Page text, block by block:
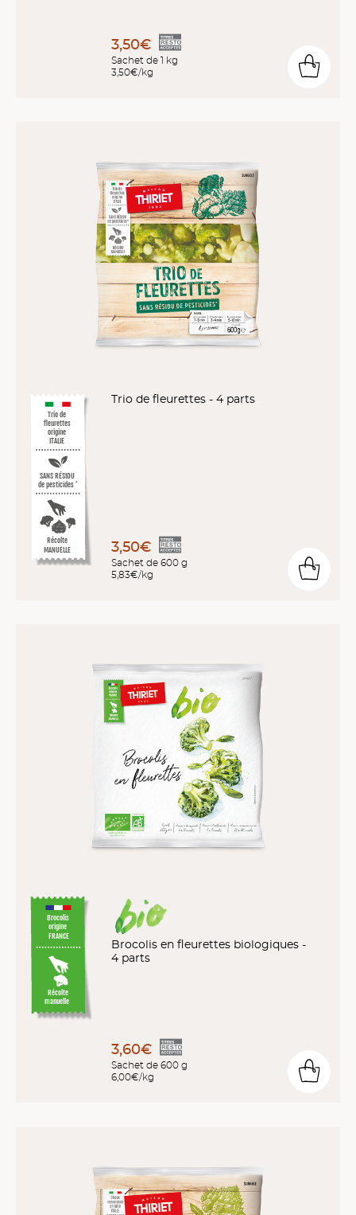
3,50€
Sachet de 1 kg
3,50€/kg
Trio de
fleurettes
origine
ITALIE
SANS RÉSIDU
de pesticides *
Récolte
MANUELLE
Trio de fleurettes - 4 parts
3,50€
Sachet de 600 g
5,83€/kg
Brocolis
origine
FRANCE
Récolte
manuelle
Brocolis en fleurettes biologiques -
4 parts
3,60€
Sachet de 600 g
6,00€/kg